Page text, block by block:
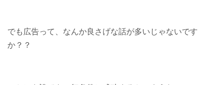
でも広告って、なんか良さげな話が多いじゃないです
か？？